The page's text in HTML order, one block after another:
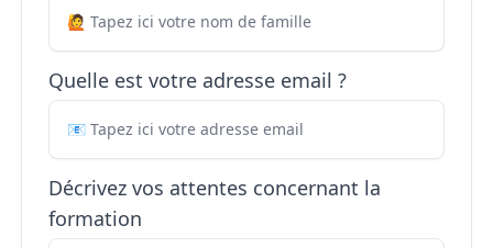
Quelle est votre adresse email ?
Décrivez vos attentes concernant la
formation